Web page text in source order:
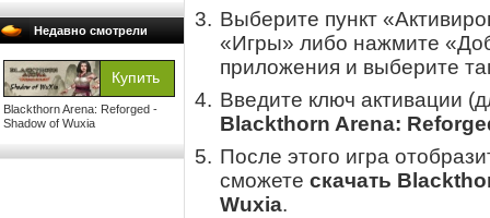
Недавно смотрели
Blackthorn Arena: Reforged -
Shadow of Wuxia
Выберите пункт
«Игры» либо нажмите
приложения и выберите
Введите ключ активации
Blackthorn Arena:
После этого игра
сможете скачать
Wuxia.